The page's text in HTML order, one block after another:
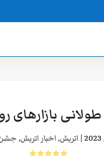
بازارهای
|اتریش,اخبار اتریش,جشن